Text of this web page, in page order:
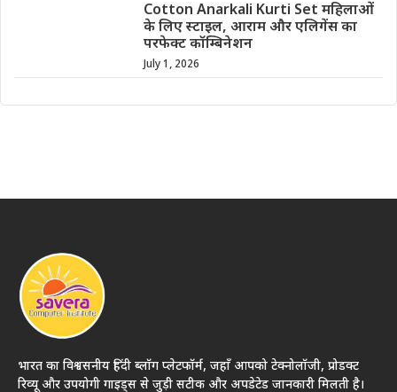
Cotton Anarkali Kurti Set महिलाओं
के लिए स्टाइल, आराम और एलिगेंस का
परफेक्ट कॉम्बिनेशन
July 1, 2026
भारत का विश्वसनीय हिंदी ब्लॉग प्लेटफॉर्म, जहाँ आपको टेक्नोलॉजी, प्रोडक्ट
रिव्यू और उपयोगी गाइड्स से जुड़ी सटीक और अपडेटेड जानकारी मिलती है।